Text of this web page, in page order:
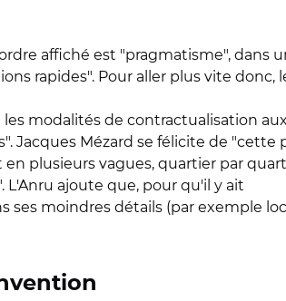
affiché est "pragmatisme", dans
rapides". Pour aller plus vite donc,
modalités de contractualisation
Jacques Mézard se félicite de "cette
plusieurs vagues, quartier par
ajoute que, pour qu'il y ait
ses moindres détails (par exemple